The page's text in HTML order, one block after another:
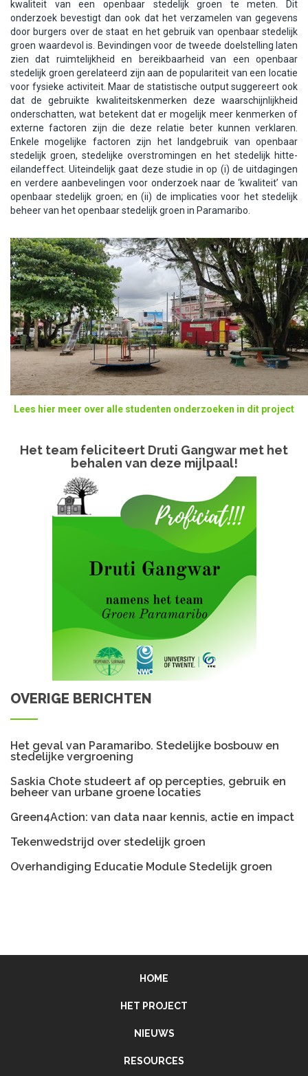
kwaliteit van een openbaar stedelijk groen te meten. Dit
onderzoek bevestigt dan ook dat het verzamelen van gegevens
door burgers over de staat en het gebruik van openbaar stedelijk
groen waardevol is. Bevindingen voor de tweede doelstelling laten
zien dat ruimtelijkheid en bereikbaarheid van een openbaar
stedelijk groen gerelateerd zijn aan de populariteit van een locatie
voor fysieke activiteit. Maar de statistische output suggereert ook
dat de gebruikte kwaliteitskenmerken deze waarschijnlijkheid
onderschatten, wat betekent dat er mogelijk meer kenmerken of
externe factoren zijn die deze relatie beter kunnen verklaren.
Enkele mogelijke factoren zijn het landgebruik van openbaar
stedelijk groen, stedelijke overstromingen en het stedelijk hitte-
eilandeffect. Uiteindelijk gaat deze studie in op (i) de uitdagingen
en verdere aanbevelingen voor onderzoek naar de ‘kwaliteit’ van
openbaar stedelijk groen; en (ii) de implicaties voor het stedelijk
beheer van het openbaar stedelijk groen in Paramaribo.
Lees hier meer over alle studenten onderzoeken in dit project​
Het team feliciteert Druti Gangwar met het
behalen van deze mijlpaal!
OVERIGE BERICHTEN
Het geval van Paramaribo. Stedelijke bosbouw en
stedelijke vergroening
Saskia Chote studeert af op percepties, gebruik en
beheer van urbane groene locaties
Green4Action: van data naar kennis, actie en impact
Tekenwedstrijd over stedelijk groen
Overhandiging Educatie Module Stedelijk groen
HOME
HET PROJECT
NIEUWS
RESOURCES